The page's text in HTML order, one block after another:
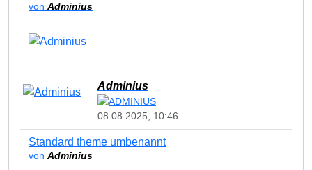
von Adminius
Adminius
08.08.2025, 10:46
Standard theme umbenannt
von Adminius